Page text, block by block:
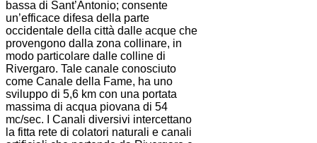
bassa di Sant’Antonio; consente
un’efficace difesa della parte
occidentale della città dalle acque che
provengono dalla zona collinare, in
modo particolare dalle colline di
Rivergaro. Tale canale conosciuto
come Canale della Fame, ha uno
sviluppo di 5,6 km con una portata
massima di acqua piovana di 54
mc/sec. I Canali diversivi intercettano
la fitta rete di colatori naturali e canali